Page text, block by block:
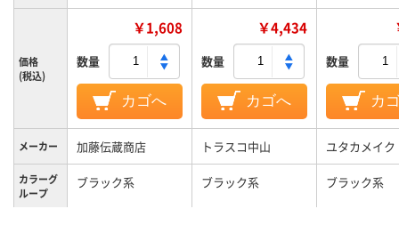
価格
(税込)
￥1,608
数量
カゴへ
￥4,434
数量
カゴへ
数量
カ
メーカー 加藤伝蔵商店 トラスコ中山 ユタカメイク
カラーグ
ループ
ブラック系 ブラック系 ブラック系